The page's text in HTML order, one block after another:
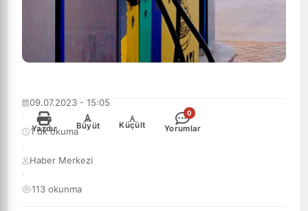
09.07.2023 - 15:05
·
1 dk okuma
·
Haber Merkezi
·
113 okunma
Yazdır
+
Büyüt
-
Küçült
0
Yorumlar